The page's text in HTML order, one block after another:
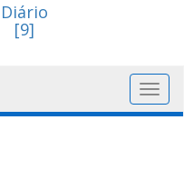
Diário
[9]